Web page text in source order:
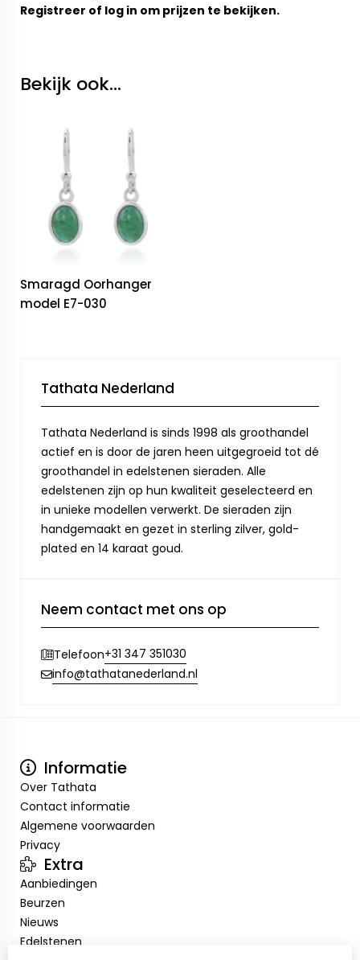
Registreer of log in om prijzen te bekijken.
Bekijk ook...
Smaragd Oorhanger
model E7-030
Tathata Nederland
Tathata Nederland is sinds 1998 als groothandel
actief en is door de jaren heen uitgegroeid tot dé
groothandel in edelstenen sieraden. Alle
edelstenen zijn op hun kwaliteit geselecteerd en
in unieke modellen verwerkt. De sieraden zijn
handgemaakt en gezet in sterling zilver, gold-
plated en 14 karaat goud.
Neem contact met ons op
Telefoon+31 347 351030
info@tathatanederland.nl
Informatie
Over Tathata
Contact informatie
Algemene voorwaarden
Privacy
Extra
Aanbiedingen
Beurzen
Nieuws
Edelstenen